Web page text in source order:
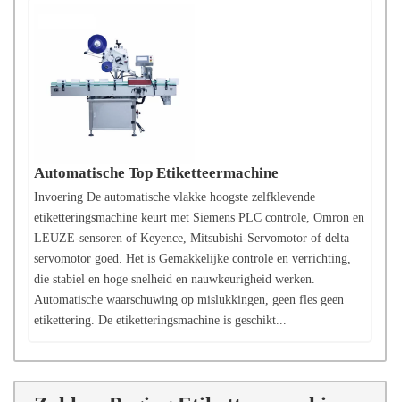
Automatische Top Etiketteermachine
Invoering De automatische vlakke hoogste zelfklevende
etiketteringsmachine keurt met Siemens PLC controle, Omron en
LEUZE-sensoren of Keyence, Mitsubishi-Servomotor of delta
servomotor goed. Het is Gemakkelijke controle en verrichting,
die stabiel en hoge snelheid en nauwkeurigheid werken.
Automatische waarschuwing op mislukkingen, geen fles geen
etikettering. De etiketteringsmachine is geschikt...